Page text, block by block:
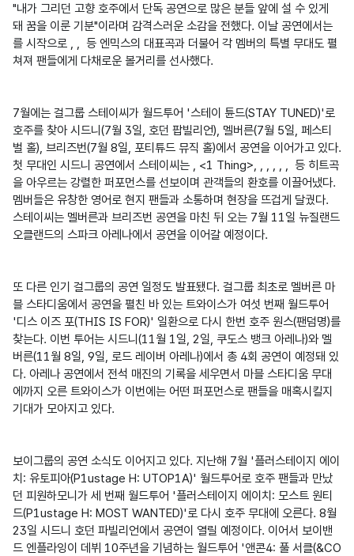
"내가 그리던 고향 호주에서 단독 공연으로 많은 분들 앞에 설 수 있게
를 시작으로 , , 등 엔믹스의 대표곡과 더불어 각 멤버의 특별 무대도 펼
쳐져 팬들에게 다채로운 볼거리를 선사했다.
7월에는 걸그룹 스테이씨가 월드투어 '스테이 튠드(STAY TUNED)'로
호주를 찾아 시드니(7월 3일, 호던 팝빌리언), 멜버른(7월 5일, 페스티
벌 홀), 브리즈번(7월 8일, 포티튜드 뮤직 홀)에서 공연을 이어가고 있다.
첫 무대인 시드니 공연에서 스테이씨는 , <1 Thing>, , , , , , 등 히트곡
을 아우르는 강렬한 퍼포먼스를 선보이며 관객들의 환호를 이끌어냈다.
멤버들은 유창한 영어로 현지 팬들과 소통하며 현장을 뜨겁게 달궜다.
스테이씨는 멜버른과 브리즈번 공연을 마친 뒤 오는 7월 11일 뉴질랜드
오클랜드의 스파크 아레나에서 공연을 이어갈 예정이다.
또 다른 인기 걸그룹의 공연 일정도 발표됐다. 걸그룹 최초로 멜버른 마
블 스타디움에서 공연을 펼친 바 있는 트와이스가 여섯 번째 월드투어
'디스 이즈 포(THIS IS FOR)' 일환으로 다시 한번 호주 원스(팬덤명)를
찾는다. 이번 투어는 시드니(11월 1일, 2일, 쿠도스 뱅크 아레나)와 멜
버른(11월 8일, 9일, 로드 레이버 아레나)에서 총 4회 공연이 예정돼 있
다. 아레나 공연에서 전석 매진의 기록을 세우면서 마블 스타디움 무대
에까지 오른 트와이스가 이번에는 어떤 퍼포먼스로 팬들을 매혹시킬지
기대가 모아지고 있다.
보이그룹의 공연 소식도 이어지고 있다. 지난해 7월 '플러스테이지 에이
치: 유토피아(P1ustage H: UTOP1A)' 월드투어로 호주 팬들과 만났
던 피원하모니가 세 번째 월드투어 '플러스테이지 에이치: 모스트 원티
드(P1ustage H: MOST WANTED)'로 다시 호주 무대에 오른다. 8월
23일 시드니 호던 파빌리언에서 공연이 열릴 예정이다. 이어서 보이밴
드 엔플라잉이 데뷔 10주년을 기념하는 월드투어 '앤콘4: 풀 서클(&CO